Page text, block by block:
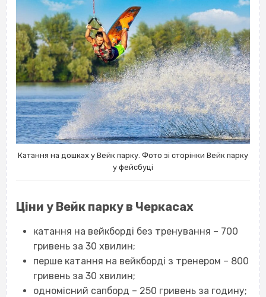
Катання на дошках у Вейк парку. Фото зі сторінки Вейк парку
у фейсбуці
Ціни у Вейк парку в Черкасах
катання на вейкборді без тренування – 700
гривень за 30 хвилин;
перше катання на вейкборді з тренером – 800
гривень за 30 хвилин;
одномісний сапборд – 250 гривень за годину;